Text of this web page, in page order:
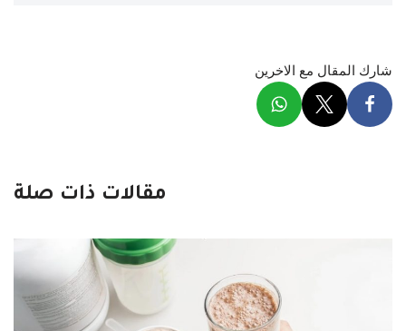
شارك المقال مع الاخرين
مقالات ذات صلة